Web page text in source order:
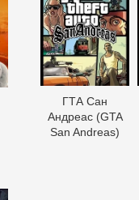
ГТА Сан
Андреас (GTA
San Andreas)